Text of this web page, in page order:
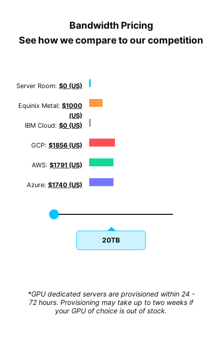
Bandwidth Pricing
See how we compare to our competition
Server Room: $0 (US)
Equinix Metal: $1000
(US)
IBM Cloud: $0 (US)
GCP: $1856 (US)
AWS: $1791 (US)
Azure: $1740 (US)
20TB
*GPU dedicated servers are provisioned within 24 -
72 hours. Provisioning may take up to two weeks if
your GPU of choice is out of stock.